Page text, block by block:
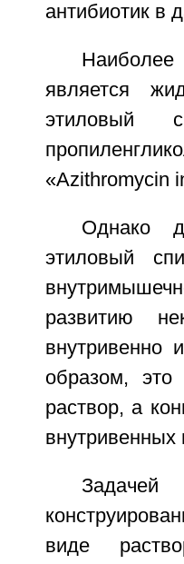
антибиотик в
является
этиловый
«Azithromycin
Однако
этиловый
развитию
внутривенно
образом,
раствор, а
внутривенных
виде